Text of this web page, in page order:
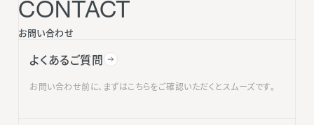
CONTACT
お問い合わせ
よくあるご質問
お問い合わせ前に、まずはこちらをご確認いただくとスムーズです。